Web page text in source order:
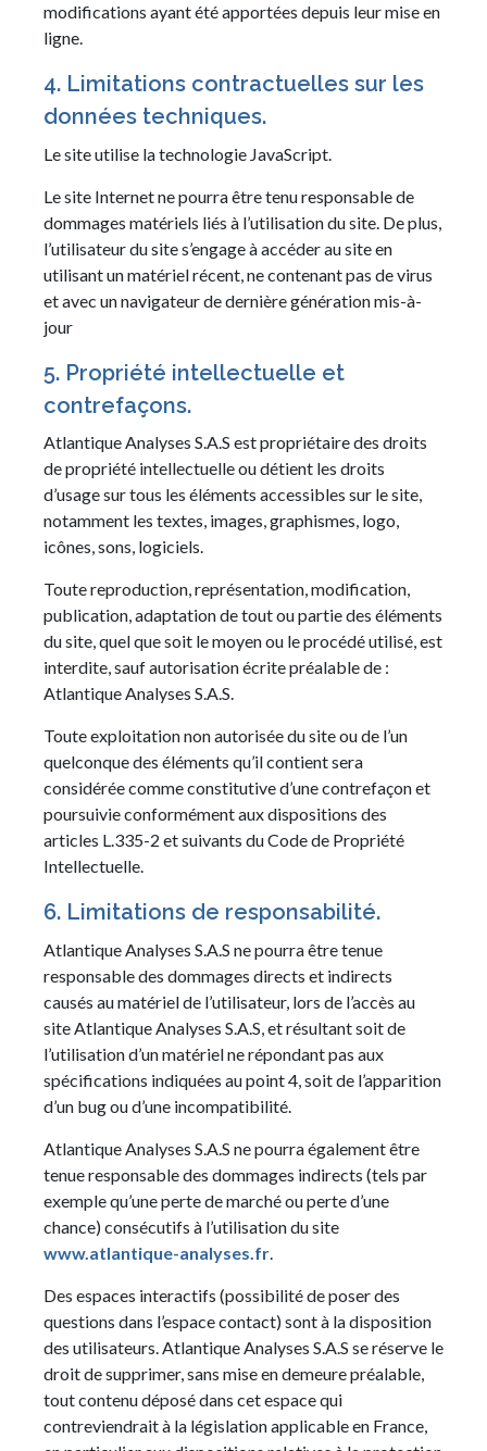
modifications ayant été apportées depuis leur mise en
ligne.
4. Limitations contractuelles sur les
données techniques.
Le site utilise la technologie JavaScript.
Le site Internet ne pourra être tenu responsable de
dommages matériels liés à l’utilisation du site. De plus,
l’utilisateur du site s’engage à accéder au site en
utilisant un matériel récent, ne contenant pas de virus
et avec un navigateur de dernière génération mis-à-
jour
5. Propriété intellectuelle et
contrefaçons.
Atlantique Analyses S.A.S est propriétaire des droits
de propriété intellectuelle ou détient les droits
d’usage sur tous les éléments accessibles sur le site,
notamment les textes, images, graphismes, logo,
icônes, sons, logiciels.
Toute reproduction, représentation, modification,
publication, adaptation de tout ou partie des éléments
du site, quel que soit le moyen ou le procédé utilisé, est
interdite, sauf autorisation écrite préalable de :
Atlantique Analyses S.A.S.
Toute exploitation non autorisée du site ou de l’un
quelconque des éléments qu’il contient sera
considérée comme constitutive d’une contrefaçon et
poursuivie conformément aux dispositions des
articles L.335-2 et suivants du Code de Propriété
Intellectuelle.
6. Limitations de responsabilité.
Atlantique Analyses S.A.S ne pourra être tenue
responsable des dommages directs et indirects
causés au matériel de l’utilisateur, lors de l’accès au
site Atlantique Analyses S.A.S, et résultant soit de
l’utilisation d’un matériel ne répondant pas aux
spécifications indiquées au point 4, soit de l’apparition
d’un bug ou d’une incompatibilité.
Atlantique Analyses S.A.S ne pourra également être
tenue responsable des dommages indirects (tels par
exemple qu’une perte de marché ou perte d’une
chance) consécutifs à l’utilisation du site
www.atlantique-analyses.fr
Des espaces interactifs (possibilité de poser des
questions dans l’espace contact) sont à la disposition
des utilisateurs. Atlantique Analyses S.A.S se réserve le
droit de supprimer, sans mise en demeure préalable,
tout contenu déposé dans cet espace qui
contreviendrait à la législation applicable en France,